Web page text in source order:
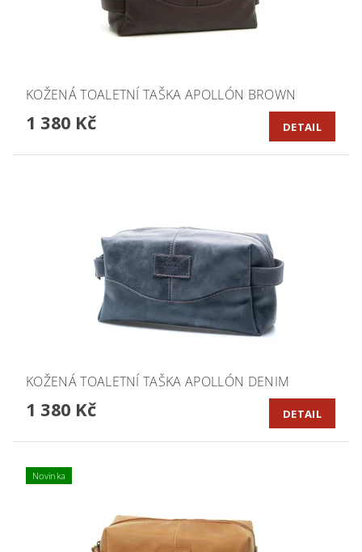
KOŽENÁ TOALETNÍ TAŠKA APOLLÓN BROWN
1 380 Kč DETAIL
KOŽENÁ TOALETNÍ TAŠKA APOLLÓN DENIM
1 380 Kč DETAIL
Novinka